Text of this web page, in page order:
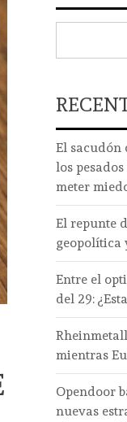
El sacudón
los
meter
El repunte
geopolítica
Entre el
del 29:
mientras
Opendoor
nuevas